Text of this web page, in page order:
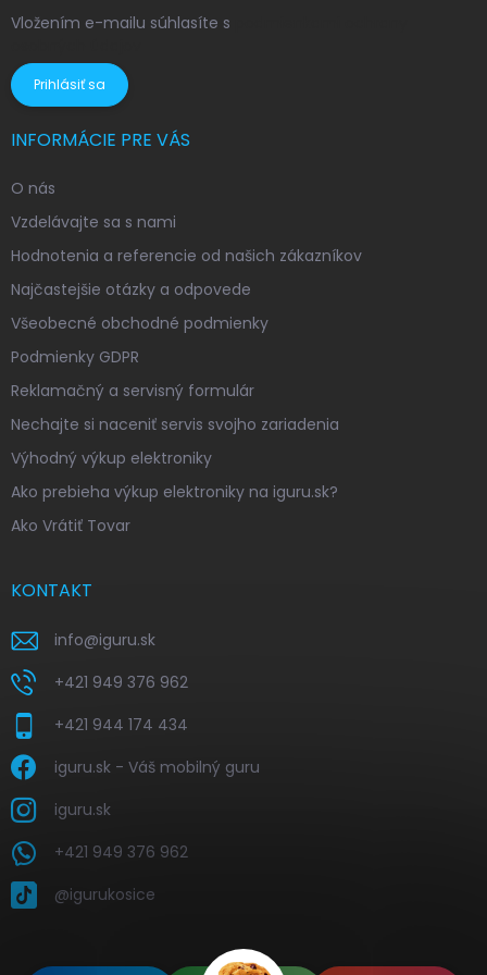
Vložením e-mailu súhlasíte s
Prihlásiť sa
INFORMÁCIE PRE VÁS
O nás
Vzdelávajte sa s nami
Hodnotenia a referencie od našich zákazníkov
Najčastejšie otázky a odpovede
Všeobecné obchodné podmienky
Podmienky GDPR
Reklamačný a servisný formulár
Nechajte si naceniť servis svojho zariadenia
Výhodný výkup elektroniky
Ako prebieha výkup elektroniky na iguru.sk?
Ako Vrátiť Tovar
KONTAKT
info@iguru.sk
+421 949 376 962
+421 944 174 434
iguru.sk - Váš mobilný guru
iguru.sk
+421 949 376 962
@igurukosice